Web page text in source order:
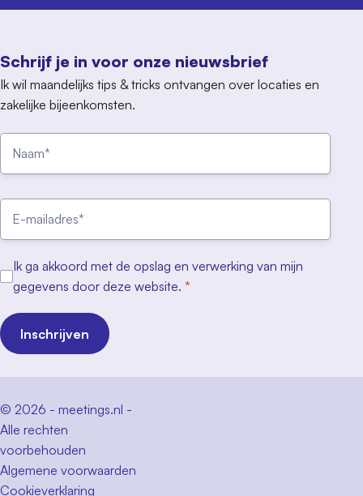
Schrijf je in voor onze nieuwsbrief
Ik wil maandelijks tips & tricks ontvangen over locaties en
zakelijke bijeenkomsten.
Ik ga akkoord met de opslag en verwerking van mijn
gegevens door deze website. *
Inschrijven
© 2026 - meetings.nl -
Alle rechten
voorbehouden
Algemene voorwaarden
Cookieverklaring